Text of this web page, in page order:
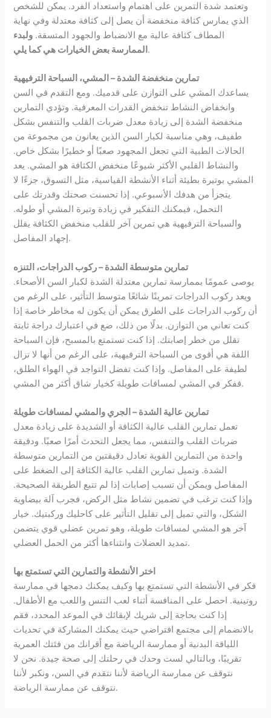
وتعتمد شدة التمرين على اهتمام واستعداد الفرد. يمكن للشخص
الذي يمارس كثافة منخفضة أن يصل إلى كثافة معتدلة وفي نهاية
المطاف كثافة عالية مع الانضباط والجهود المتسقة. ولبدء
الممارسة بعض الخيارات هي كما يلي .
تمارين منخفضة الشدة – المشي، السباحة الترفيهية
يساعدك المشي على التوازن على قدميك. ومع التقدم في السن
وانخفاض النشاط تنخفض القدرات المعرفية. وتؤدي التمارين
منخفضة الشدة إلى زيادة معدل ضربات القلب والتنفس بشكل
طفيف، وهي مناسبة لكبار السن الذين يعانون من مجموعة من
الحالات الطبية التي تجعل المجهود صعبًا أو خطيرًا بشكل خاص.
والنشاط القلبي الأكثر شيوعًا منخفض الكثافة هو المشي. يعد
المشي بوتيرة بطيئة أثناء الأنشطة القياسية، مثل التسوق، جزءًا لا
يتجزأ من هدفك الأسبوعي. إذا تحسنت صحتك وقدرتك على
التحمل، فيمكنك التفكير في زيادة وتيرة المشي أو طوله.
والسباحة الترفيهية هي تمرين آخر للقلب منخفض الكثافة يقلل
إجهاد المفاصل.
تمارين متوسطة الشدة – ركوب الدراجات، التنزه
يوصى عمومًا بممارسة تمارين معتدلة الشدة لكبار السن الأصحاء.
ويعد ركوب الدراجات تمرينًا شائعًا متوسط ​​التأثير، على الرغم من
أن ركوب الدراجات على الطرق يمكن أن يكون له مخاطر خاصة إذا
كنت تعاني من التوازن. بدلًا من ذلك، ضع في اعتبارك دراجة ثابتة
تقلل من خطر إصابتك. إذا كنت تستمتع بالمسبح، فإن السباحة
اللفة هي أقوى من السباحة الترفيهية، على الرغم من أنها لا تزال
لطيفة على المفاصل. وإذا كنت تفضل التواجد في الهواء الطلق،
ففكر في المشي لمسافات طويلة كخيار شاق أكثر من المشي.
تمارين عالية الشدة – الجري والمشي لمسافات طويلة
تعمل تمارين القلب عالية الكثافة أو الشديدة على زيادة معدل
ضربات القلب والتنفس، مما يجعل التحدث أمرًا صعبًا. ودقيقة
واحدة من التمارين القوية تعادل دقيقتين من التمارين متوسطة
الشدة. وتميل تمارين القلب عالية الكثافة إلى الضغط على
المفاصل ويمكن أن تسبب إصابات إذا لم تتبع الطريقة الصحيحة.
وإذا كنت ترغب في تضمين نشاط مثل الركض، فجرب آلة بيضاوية
الشكل، والتي تميل إلى تقليل التأثير على كاحليك وركبتيك. خيار
آخر هو المشي لمسافات طويلة، وهو تمرين عضلي قوي يتضمن
تمديد العضلات وانثناءها أكثر من الحمل العضلي.
اختر الأنشطة والتمارين التي تستمتع بها
فكر في الأنشطة التي تستمتع بها وكيف يمكنك دمجها في ممارسة
روتينية. احصل على المنافسة أثناء لعب التنس واللعب مع الأطفال.
إذا كنت بحاجة إلى شريك لإبقائك في الموعد المحدد، فقم
بالانضمام إلى مجتمع افتراضي حيث يمكنك المشاركة في تحديات
اللياقة البدنية أو ممارسة الرياضة مع أقرانك من فئتك العمرية
تقريبًا، وبالتالي لست وحدك في رحلتك إلى صحة جيدة. نحن لا
نتوقف عن ممارسة الرياضة لأننا نتقدم في السن، ونكبر لأننا
نتوقف عن ممارسة الرياضة.